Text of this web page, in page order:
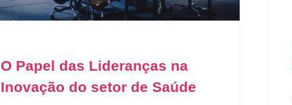
O Papel das Lideranças na
Inovação do setor de Saúde